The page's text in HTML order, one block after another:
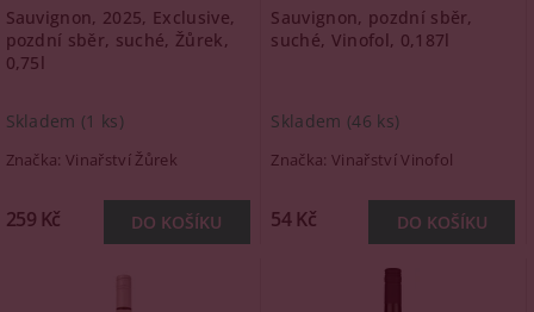
Sauvignon, 2025, Exclusive,
pozdní sběr, suché, Žůrek,
0,75l
Skladem (1 ks)
Značka:Vinařství Žůrek
259 Kč
Sauvignon, pozdní sběr,
suché, Vinofol, 0,187l
Skladem (46 ks)
Značka: Vinařství Vinofol
54 Kč